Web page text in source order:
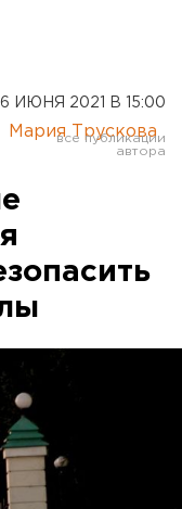
16 ИЮНЯ 2021 В 15:00
Мария Трускова